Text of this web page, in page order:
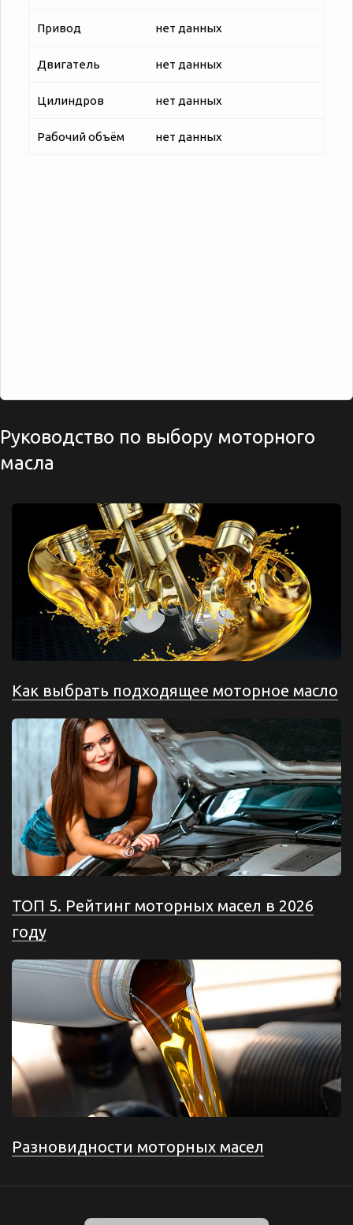
Привод нет данных
Двигатель нет данных
Цилиндров нет данных
Рабочий объём нет данных
Руководство по выбору моторного
масла
Как выбрать подходящее моторное масло
ТОП 5. Рейтинг моторных масел в 2026
году
Разновидности моторных масел